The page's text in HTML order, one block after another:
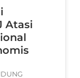
Atasi